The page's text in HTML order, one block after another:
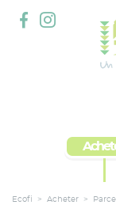
2 agences à
Ecofi > Acheter >